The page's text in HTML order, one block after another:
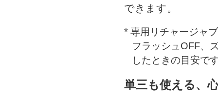
できます。
* 専用リチャージャ
フラッシュOFF、
したときの目安で
単三も使える、